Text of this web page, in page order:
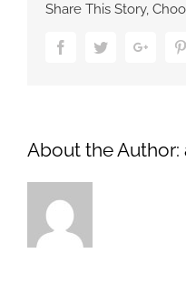
Share This Story,
FacebookTwitter
About the Author: